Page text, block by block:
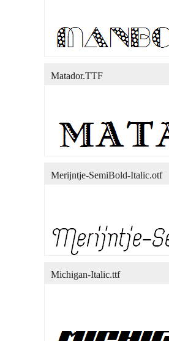
Matador.TTF
Merijntje-SemiBold-Italic.otf
Michigan-Italic.ttf